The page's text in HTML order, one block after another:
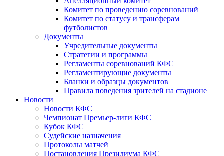
Комитет по проведению соревнований
Комитет по статусу и трансферам
футболистов
Документы
Учредительные документы
Стратегии и программы
Регламенты соревнований КФС
Регламентирующие документы
Бланки и образцы документов
Правила поведения зрителей на стадионе
Новости
Новости КФС
Чемпионат Премьер-лиги КФС
Кубок КФС
Судейские назначения
Протоколы матчей
Постановления Президиума КФС